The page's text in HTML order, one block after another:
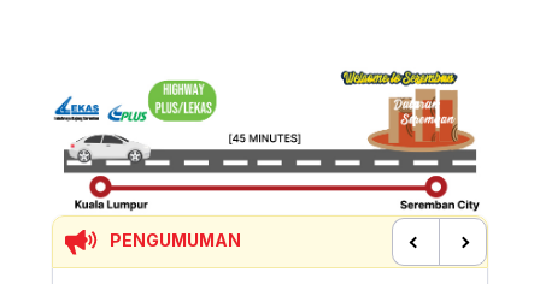
PENGUMUMAN